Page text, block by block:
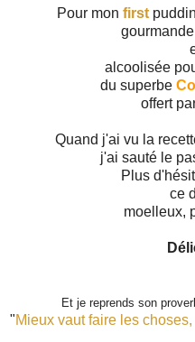
Pour mon first
alcoolisée
du superbe
offert
Quand j'ai vu la
j'ai sauté le
Plus
ce
moelleux,
Et je reprends son
"Mieux vaut faire les